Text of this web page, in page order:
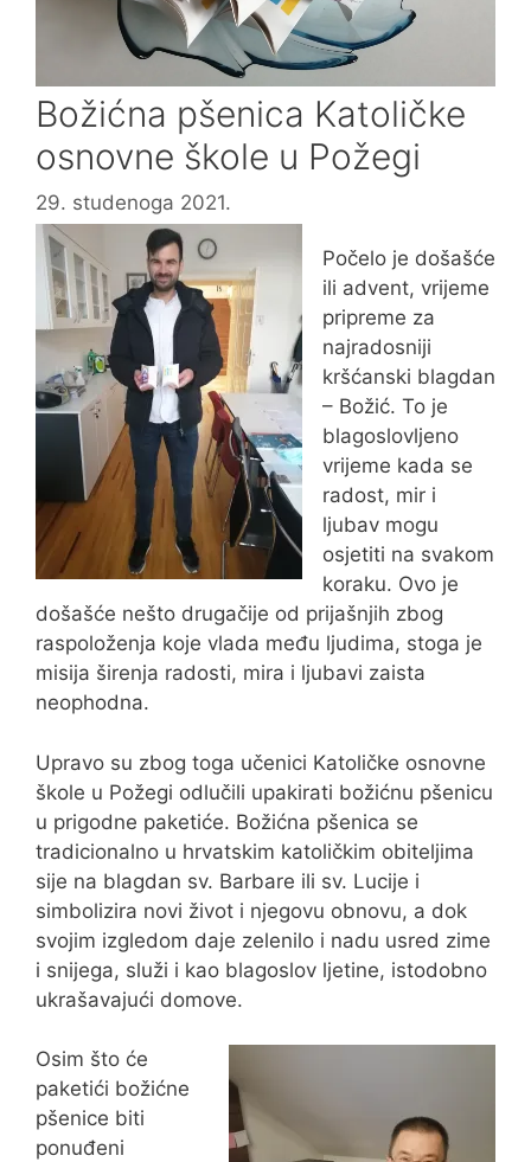
Božićna pšenica Katoličke
osnovne škole u Požegi
29. studenoga 2021.
Počelo je došašće
ili advent, vrijeme
pripreme za
najradosniji
kršćanski blagdan
– Božić. To je
blagoslovljeno
vrijeme kada se
radost, mir i
ljubav mogu
osjetiti na svakom
koraku. Ovo je
došašće nešto drugačije od prijašnjih zbog
raspoloženja koje vlada među ljudima, stoga je
misija širenja radosti, mira i ljubavi zaista
neophodna.
Upravo su zbog toga učenici Katoličke osnovne
škole u Požegi odlučili upakirati božićnu pšenicu
u prigodne paketiće. Božićna pšenica se
tradicionalno u hrvatskim katoličkim obiteljima
sije na blagdan sv. Barbare ili sv. Lucije i
simbolizira novi život i njegovu obnovu, a dok
svojim izgledom daje zelenilo i nadu usred zime
i snijega, služi i kao blagoslov ljetine, istodobno
ukrašavajući domove.
Osim što će
paketići božićne
pšenice biti
ponuđeni